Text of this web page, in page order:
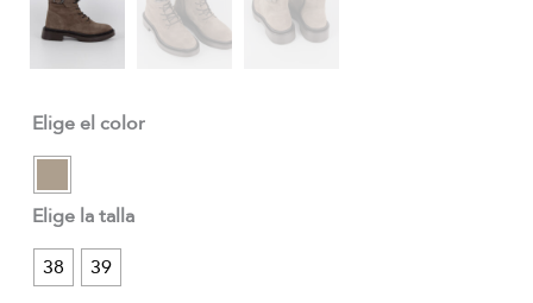
Elige el color
Elige la talla
38
39